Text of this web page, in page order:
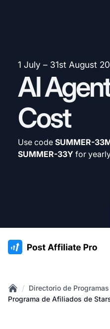
1 July – 31st August
AI
Cost
Use code SUMMER-
SUMMER-33Y for
:site.title
Home
/ Directorio de
Programa de Afiliados de